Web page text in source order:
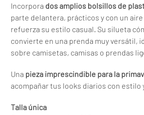
Incorpora dos amplios bolsillos de
parte delantera, prácticos y con un
refuerza su estilo casual. Su silueta
convierte en una prenda muy versátil,
sobre camisetas, camisas o prendas
Una pieza imprescindible para la
acompañar tus looks diarios con estilo
Talla única